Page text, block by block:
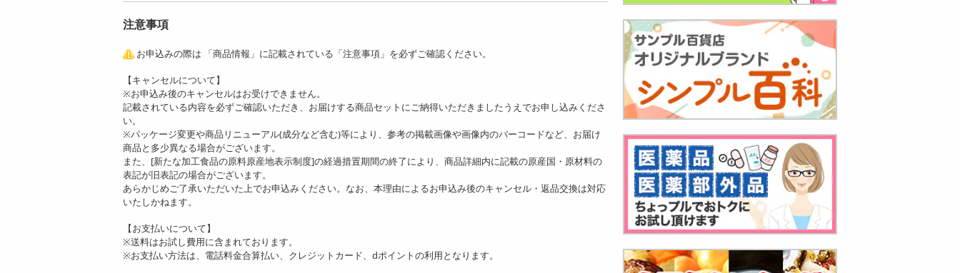
注意事項
お申込みの際は 「商品情報」に記載されている「注意事項」を必ずご確認ください。
【キャンセルについて】
※お申込み後のキャンセルはお受けできません。
記載されている内容を必ずご確認いただき、お届けする商品セットにご納得いただきましたうえでお申し込みくださ
い。
※パッケージ変更や商品リニューアル(成分など含む)等により、参考の掲載画像や画像内のバーコードなど、お届け
商品と多少異なる場合がございます。
また、[新たな加工食品の原料原産地表示制度]の経過措置期間の終了により、商品詳細内に記載の原産国・原材料の
表記が旧表記の場合がございます。
あらかじめご了承いただいた上でお申込みください。なお、本理由によるお申込み後のキャンセル・返品交換は対応
いたしかねます。
【お支払いについて】
※送料はお試し費用に含まれております。
※お支払い方法は、電話料金合算払い、クレジットカード、dポイントの利用となります。